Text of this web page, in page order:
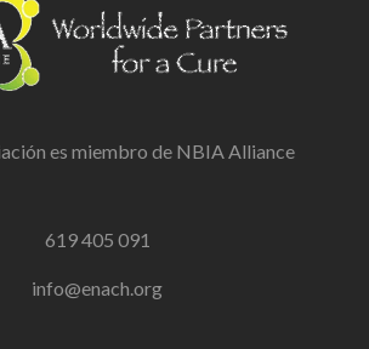
es miembro de NBIA Alliance
619 405 091
info@enach.org